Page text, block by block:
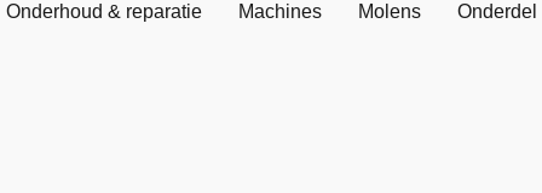
Onderhoud & reparatie Machines Molens